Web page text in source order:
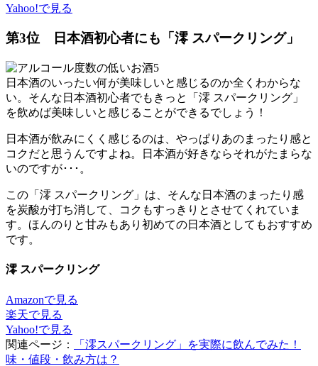
Yahoo!で見る
第3位 日本酒初心者にも「澪 スパークリング」
日本酒のいったい何が美味しいと感じるのか全くわからな
い。そんな日本酒初心者でもきっと「澪 スパークリング」
を飲めば美味しいと感じることができるでしょう！
日本酒が飲みにくく感じるのは、やっぱりあのまったり感と
コクだと思うんですよね。日本酒が好きならそれがたまらな
いのですが･･･。
この「澪 スパークリング」は、そんな日本酒のまったり感
を炭酸が打ち消して、コクもすっきりとさせてくれていま
す。ほんのりと甘みもあり初めての日本酒としてもおすすめ
です。
澪 スパークリング
Amazonで見る
楽天で見る
Yahoo!で見る
関連ページ：
「澪スパークリング」を実際に飲んでみた！
味・値段・飲み方は？